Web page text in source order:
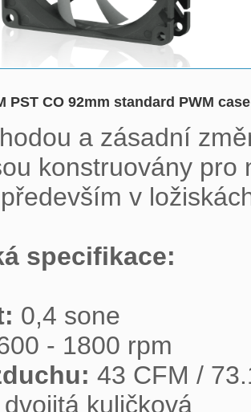
PST CO 92mm standard PWM
a zásadní
konstruovány pro
v
specifikace: